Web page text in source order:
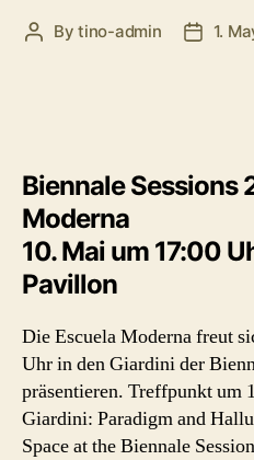
PostBytino-admin
Post1.
Biennale Sessions
Moderna
10. Mai um 17:00
Pavillon
Die Escuela Moderna freut
Uhr in den Giardini der
präsentieren. Treffpunkt um
Giardini: Paradigm and
Space at the Biennale